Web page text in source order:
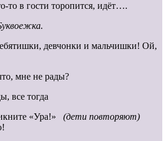
торопится, идёт….
девчонки и мальчишки! Ой,
не рады?
тогда
«Ура!» (дети повторяют)